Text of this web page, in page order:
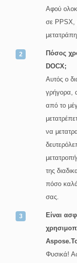
Αφού
σε PPSX,
Πόσος
DOCX;
Αυτός ο
γρήγορα,
από το
να
της
πόσο καλά
σας.
Είναι
Φυσικά!